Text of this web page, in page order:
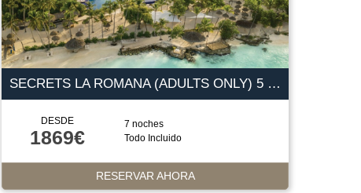
SECRETS LA ROMANA (ADULTS ONLY) 5 ESTRELLAS
DESDE
1869€
7 noches
Todo Incluido
RESERVAR AHORA